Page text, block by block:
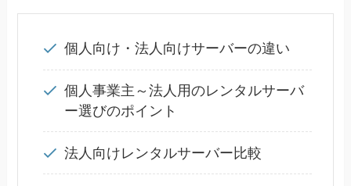
個人向け・法人向けサーバーの違い
個人事業主～法人用のレンタルサーバ
ー選びのポイント
法人向けレンタルサーバー比較